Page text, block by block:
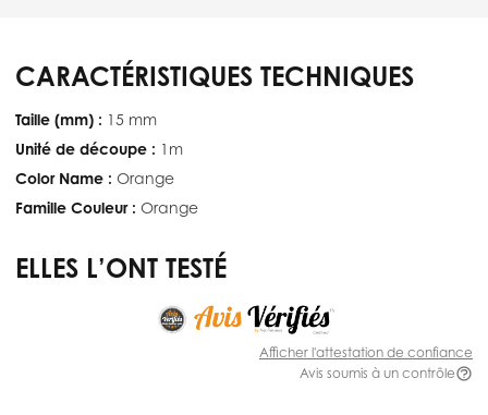
CARACTÉRISTIQUES TECHNIQUES
Taille (mm) : 15 mm
Unité de découpe : 1m
Color Name : Orange
Famille Couleur : Orange
ELLES L’ONT TESTÉ
Afficher l'attestation de confiance
Avis soumis à un contrôle